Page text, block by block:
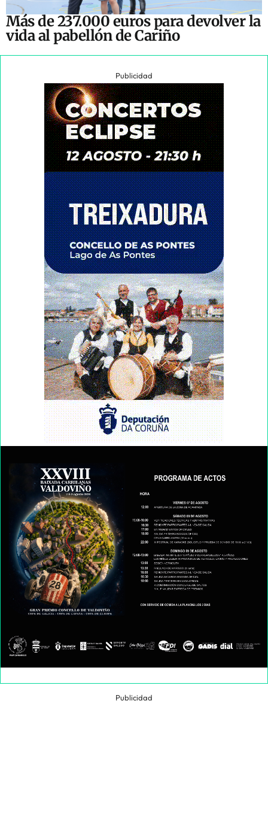
Más de 237.000 euros para devolver la
vida al pabellón de Cariño
Publicidad
Publicidad